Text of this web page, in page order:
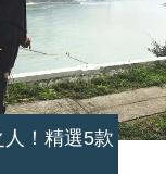
！精選5款